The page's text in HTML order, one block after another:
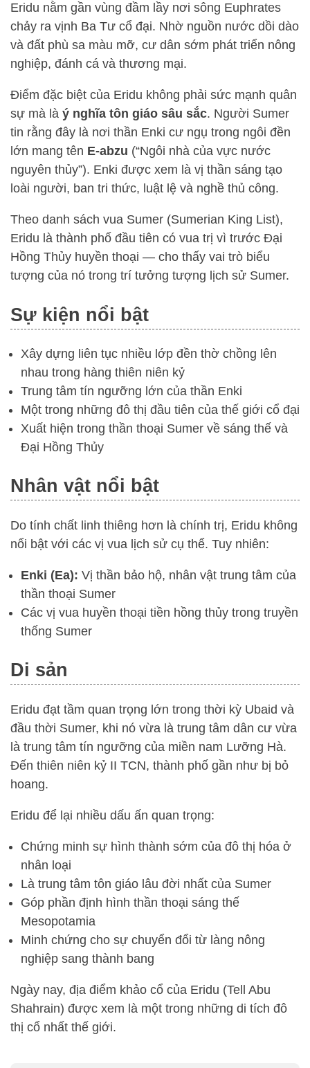
Eridu nằm gần vùng đầm lầy nơi sông Euphrates
chảy ra vịnh Ba Tư cổ đại. Nhờ nguồn nước dồi dào
và đất phù sa màu mỡ, cư dân sớm phát triển nông
nghiệp, đánh cá và thương mại.
Điểm đặc biệt của Eridu không phải sức mạnh quân
sự mà là ý nghĩa tôn giáo sâu sắc. Người Sumer
tin rằng đây là nơi thần Enki cư ngụ trong ngôi đền
lớn mang tên E-abzu (“Ngôi nhà của vực nước
nguyên thủy”). Enki được xem là vị thần sáng tạo
loài người, ban tri thức, luật lệ và nghề thủ công.
Theo danh sách vua Sumer (Sumerian King List),
Eridu là thành phố đầu tiên có vua trị vì trước Đại
Hồng Thủy huyền thoại — cho thấy vai trò biểu
tượng của nó trong trí tưởng tượng lịch sử Sumer.
Sự kiện nổi bật
Xây dựng liên tục nhiều lớp đền thờ chồng lên
nhau trong hàng thiên niên kỷ
Trung tâm tín ngưỡng lớn của thần Enki
Một trong những đô thị đầu tiên của thế giới cổ đại
Xuất hiện trong thần thoại Sumer về sáng thế và
Đại Hồng Thủy
Nhân vật nổi bật
Do tính chất linh thiêng hơn là chính trị, Eridu không
nổi bật với các vị vua lịch sử cụ thể. Tuy nhiên:
Enki (Ea): Vị thần bảo hộ, nhân vật trung tâm của
thần thoại Sumer
Các vị vua huyền thoại tiền hồng thủy trong truyền
thống Sumer
Di sản
Eridu đạt tầm quan trọng lớn trong thời kỳ Ubaid và
đầu thời Sumer, khi nó vừa là trung tâm dân cư vừa
là trung tâm tín ngưỡng của miền nam Lưỡng Hà.
Đến thiên niên kỷ II TCN, thành phố gần như bị bỏ
hoang.
Eridu để lại nhiều dấu ấn quan trọng:
Chứng minh sự hình thành sớm của đô thị hóa ở
nhân loại
Là trung tâm tôn giáo lâu đời nhất của Sumer
Góp phần định hình thần thoại sáng thế
Mesopotamia
Minh chứng cho sự chuyển đổi từ làng nông
nghiệp sang thành bang
Ngày nay, địa điểm khảo cổ của Eridu (Tell Abu
Shahrain) được xem là một trong những di tích đô
thị cổ nhất thế giới.